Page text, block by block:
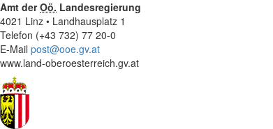
Amt derOö. Landesregierung
4021 Linz • Landhausplatz 1
Telefon (+43 732) 77 20-0
E-Mail post@ooe.gv.at
www.land-oberoesterreich.gv.at